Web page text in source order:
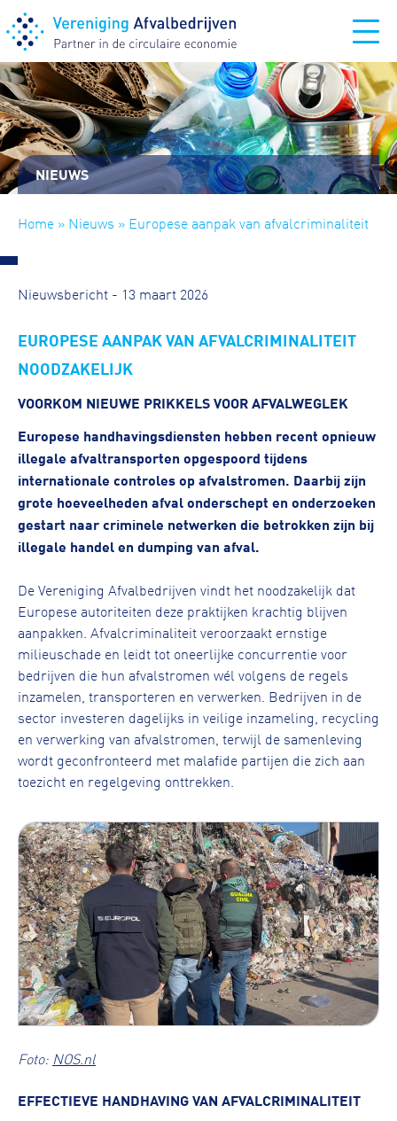
NIEUWS
Home » Nieuws » Europese aanpak van afvalcriminaliteit
Nieuwsbericht - 13 maart 2026
EUROPESE AANPAK VAN AFVALCRIMINALITEIT
NOODZAKELIJK
VOORKOM NIEUWE PRIKKELS VOOR AFVALWEGLEK
Europese handhavingsdiensten hebben recent opnieuw
illegale afvaltransporten opgespoord tijdens
internationale controles op afvalstromen. Daarbij zijn
grote hoeveelheden afval onderschept en onderzoeken
gestart naar criminele netwerken die betrokken zijn bij
illegale handel en dumping van afval.
De Vereniging Afvalbedrijven vindt het noodzakelijk dat
Europese autoriteiten deze praktijken krachtig blijven
aanpakken. Afvalcriminaliteit veroorzaakt ernstige
milieuschade en leidt tot oneerlijke concurrentie voor
bedrijven die hun afvalstromen wél volgens de regels
inzamelen, transporteren en verwerken. Bedrijven in de
sector investeren dagelijks in veilige inzameling, recycling
en verwerking van afvalstromen, terwijl de samenleving
wordt geconfronteerd met malafide partijen die zich aan
toezicht en regelgeving onttrekken.
Foto: NOS.nl
EFFECTIEVE HANDHAVING VAN AFVALCRIMINALITEIT